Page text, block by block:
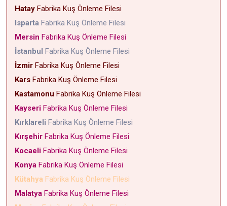
Hatay Fabrika Kuş Önleme Filesi
Isparta Fabrika Kuş Önleme Filesi
Mersin Fabrika Kuş Önleme Filesi
İstanbul Fabrika Kuş Önleme Filesi
İzmir Fabrika Kuş Önleme Filesi
Kars Fabrika Kuş Önleme Filesi
Kastamonu Fabrika Kuş Önleme Filesi
Kayseri Fabrika Kuş Önleme Filesi
Kırklareli Fabrika Kuş Önleme Filesi
Kırşehir Fabrika Kuş Önleme Filesi
Kocaeli Fabrika Kuş Önleme Filesi
Konya Fabrika Kuş Önleme Filesi
Kütahya Fabrika Kuş Önleme Filesi
Malatya Fabrika Kuş Önleme Filesi